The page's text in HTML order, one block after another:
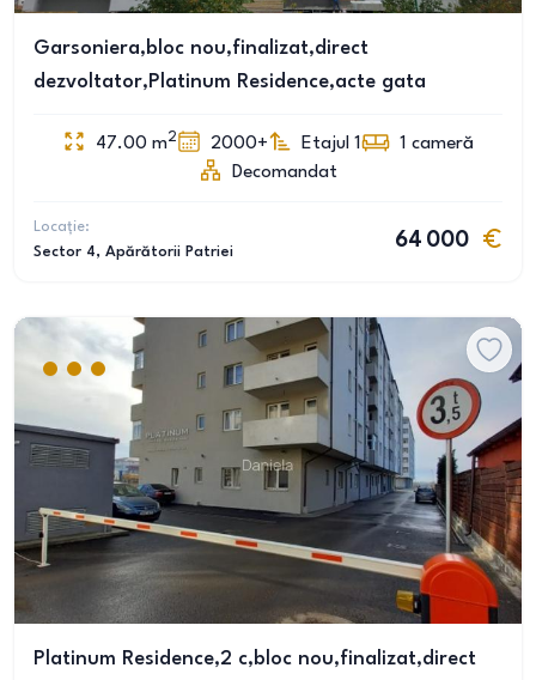
Garsoniera,bloc nou,finalizat,direct
dezvoltator,Platinum Residence,acte gata
47.00 m2 2000+ Etajul 1 1 cameră
Decomandat
Locație:
Sector 4, Apărătorii Patriei
64 000
Platinum Residence,2 c,bloc nou,finalizat,direct